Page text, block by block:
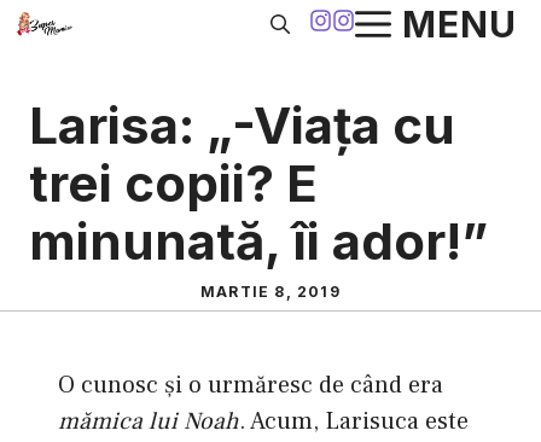
Sari
MENU
Larisa: „-Viaţa cu
trei copii? E
minunată, îi ador!”
MARTIE 8, 2019
O cunosc şi o urmăresc de când era
mămica lui Noah. Acum, Larisuca este